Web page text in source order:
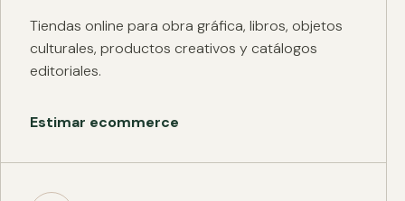
Tiendas online para obra gráfica, libros, objetos
culturales, productos creativos y catálogos
editoriales.
Estimar ecommerce